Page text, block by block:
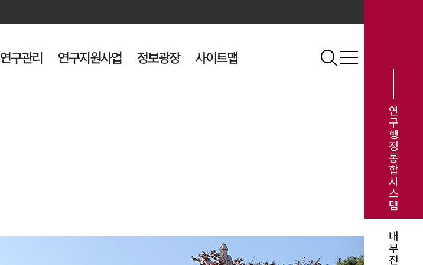
연구관리 연구지원사업 정보광장 사이트맵
검색사이트맵
연
구
행
정
통
합
시
스
템
내
부
전